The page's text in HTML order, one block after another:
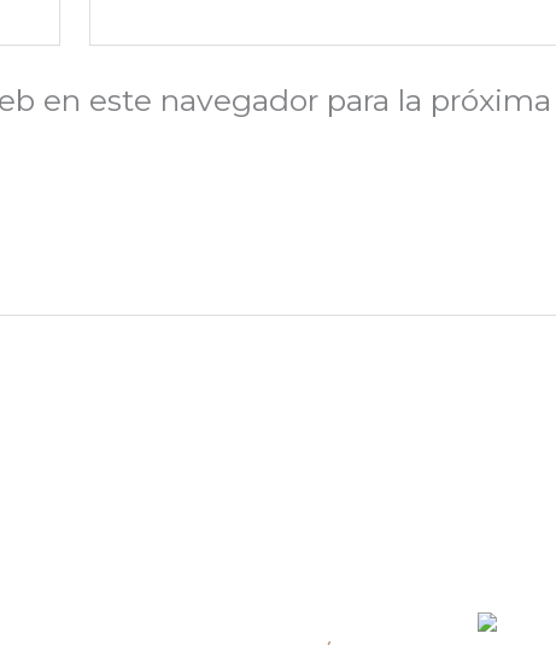
en este navegador para la